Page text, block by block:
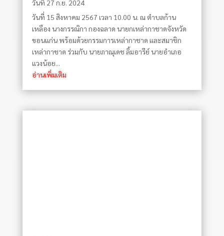
วันที่ 27 ก.ย. 2024
วันที่ 15 สิงหาคม 2567 เวลา 10.00 น. ณ ตำบลก้าน
เหลือง นางกรรณิกา กองฉลาด นายกเหล่ากาชาดจังหวัด
ขอนแก่น พร้อมด้วยกรรมการเหล่ากาชาด และสมาชิก
เหล่ากาชาด ร่วมกับ นายภาณุเดช ลิ้มอารีย์ นายอำเภอ
แวงน้อย...
อ่านเพิ่มเติม